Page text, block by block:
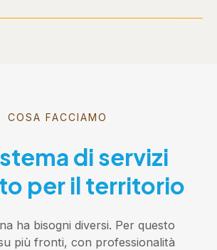
COSA FACCIAMO
di servizi
per il territorio
ha bisogni diversi. Per questo
più fronti, con professionalità